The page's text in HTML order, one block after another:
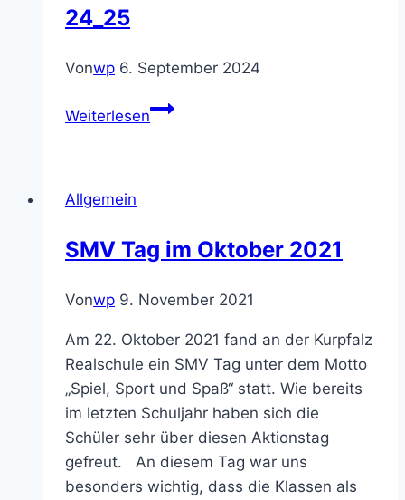
24_25
Vonwp 6. September 2024
WeiterlesenElternbrief
Allgemein
SMV Tag im Oktober 2021
Vonwp 9. November 2021
Am 22. Oktober 2021 fand an der Kurpfalz
Realschule ein SMV Tag unter dem Motto
„Spiel, Sport und Spaß“ statt. Wie bereits
im letzten Schuljahr haben sich die
Schüler sehr über diesen Aktionstag
gefreut. An diesem Tag war uns
besonders wichtig, dass die Klassen als